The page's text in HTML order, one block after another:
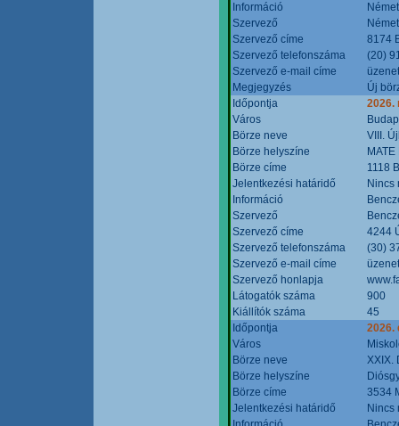
Információ
Szervező
Szervező címe
8174
Szervező telefonszáma
(20)
Szervező e-mail címe
Megjegyzés
Új
Időpontja
2026.
Város
Börze neve
VIII.
Börze helyszíne
Börze címe
1118
Jelentkezési határidő
Nincs
Információ
Szervező
Szervező címe
4244
Szervező telefonszáma
(30)
Szervező e-mail címe
Szervező honlapja
Látogatók száma
900
Kiállítók száma
45
Időpontja
2026.
Város
Börze neve
XXIX.
Börze helyszíne
Börze címe
3534
Jelentkezési határidő
Nincs